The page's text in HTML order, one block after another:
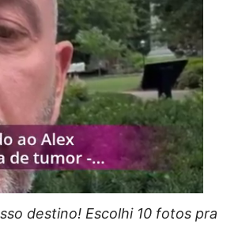
destino! Escolhi 10 fotos pra